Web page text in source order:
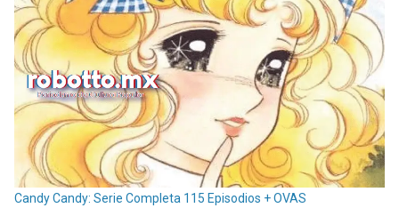
Candy Candy: Serie Completa 115 Episodios + OVAS